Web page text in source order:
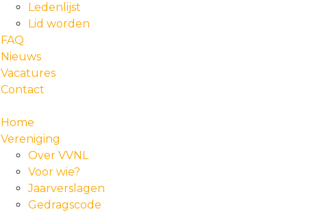
Ledenlijst
Lid worden
FAQ
Nieuws
Vacatures
Contact
Home
Vereniging
Over VVNL
Voor wie?
Jaarverslagen
Gedragscode